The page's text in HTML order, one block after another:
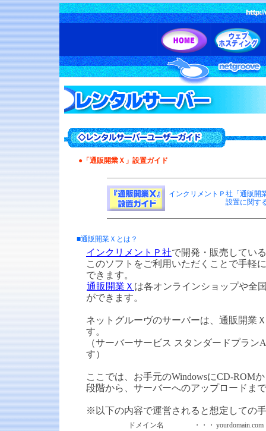
●「通販開業Ｘ」設置ガイド
インクリメントＰ社「通販開
設置に関す
■通販開業Ｘとは？
インクリメントＰ社で開発・販売してい
このソフトをご利用いただくことで手軽
できます。
通販開業Ｘ は各オンラインショップや全
ができます。
ネットグルーヴのサーバーは、通販開業
す。
（サーバーサービス スタンダードプラ
す）
ここでは、お手元のWindowsにCD-ROM
段階から、サーバーへのアップロードま
※以下の内容で運営されると想定しての
ドメイン名 ・・・ yourdomain.com